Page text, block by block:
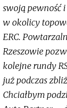
swoją pewność
w okolicy
ERC.
Rzeszowie
kolejne rundy
już podczas
Chciałbym